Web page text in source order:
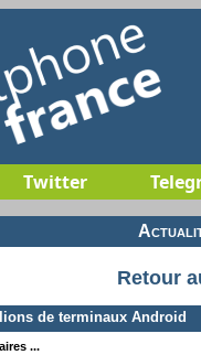
Twitter
Retour
de terminaux Android
...